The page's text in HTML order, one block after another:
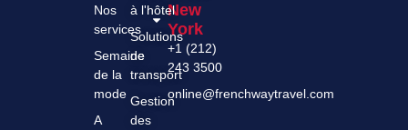
New
York
+1 (212)
243 3500
online@frenchwaytravel.com
à l'hôtel
Solutions
de
transport
Gestion
des
Nos
services
Semaine
de la
mode
A